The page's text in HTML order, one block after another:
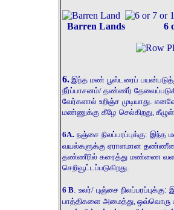
Barren Lands 6 or 8
6. இந்த மண் பூஸ்டரைப்
நீர்ப்பாசனம்/ தண்ணீர்
வேர்களால் உறிஞ்ச முடியாது.
மண்ணுக்கு கீழே செல்கிறது,
6A. நஞ்சை நிலப்பரப்புக்கு: இந்த
வயல்களுக்கு ஏராளமான
தண்ணீரில் கரைத்து மண்ணை
செறிவூட்டப்படுகிறது.
6 B. உலர்/ புஞ்சை
பாத்திகளை அமைத்து, ஒவ்வொரு